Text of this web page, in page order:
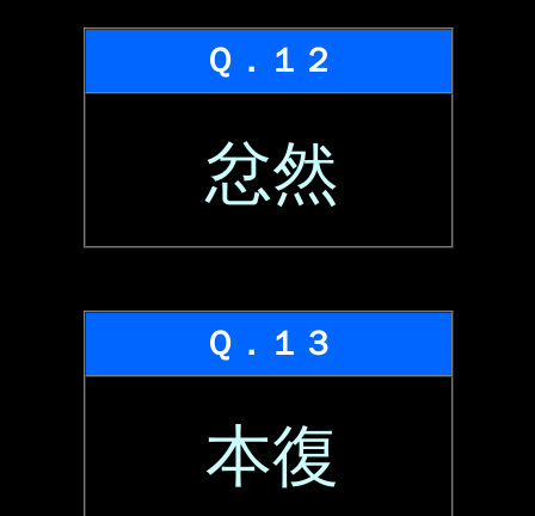
Ｑ．１２
忿然
Ｑ．１３
本復